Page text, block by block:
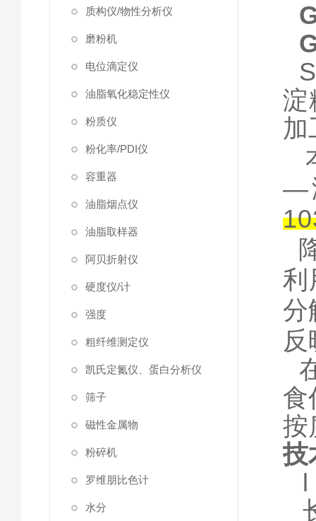
质构仪/物性分析仪
磨粉机
电位滴定仪
油脂氧化稳定性仪
粉质仪
粉化率/PDI仪
容重器
油脂烟点仪
油脂取样器
阿贝折射仪
硬度仪/计
强度
粗纤维测定仪
凯氏定氮仪、蛋白分析仪
筛子
磁性金属物
粉碎机
罗维朋比色计
水分
淀
加
—
利
分
食
按
技